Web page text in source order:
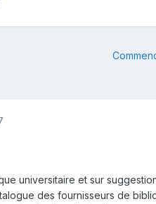
universitaire et sur
des fournisseurs de